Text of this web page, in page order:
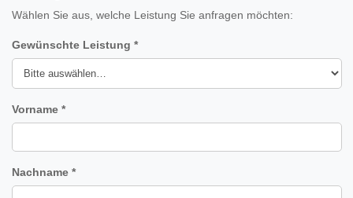
Wählen Sie aus, welche Leistung Sie anfragen möchten:
Gewünschte Leistung *
Vorname *
Nachname *